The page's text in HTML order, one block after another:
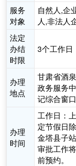
服务
对象
自然人,企
人,非法人
法定
办结
时限
3个工作日
办理
地点
甘肃省酒
政务服务
记综合窗口
办理
时间
工作日：
定节假日
金塔县子
审批工作
前预约。